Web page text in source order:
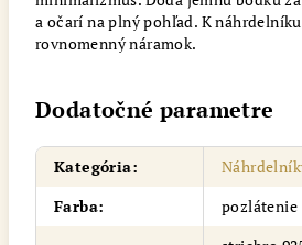
a očarí na plný pohľad. K
rovnomenný náramok.
Dodatočné parametre
Kategória:
Farba: pozlátenie